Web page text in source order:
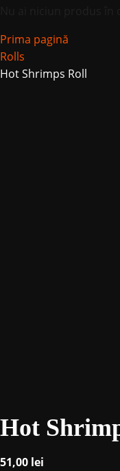
Prima pagină
Rolls
Hot Shrimps Roll
Hot
51,00 lei